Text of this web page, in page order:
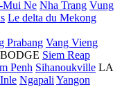
Mui Ne Nha Trang Vung
Le delta du Mekong
Prabang Vang Vieng
Siem Reap
Penh Sihanoukville LA
Ngapali Yangon